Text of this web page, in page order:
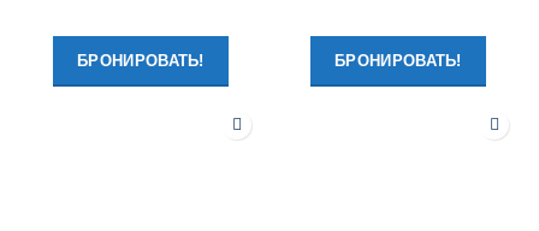
БРОНИРОВАТЬ! БРОНИРОВАТЬ!